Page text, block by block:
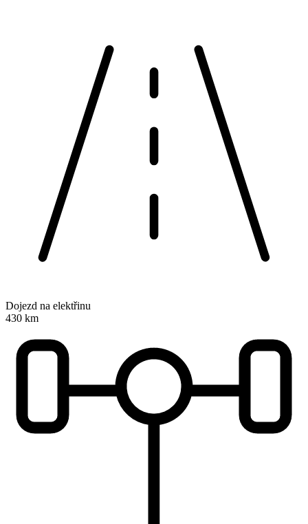
Dojezd na elektřinu
430 km